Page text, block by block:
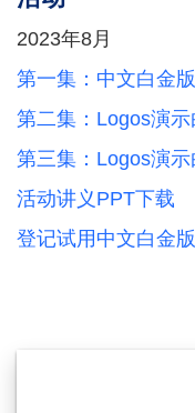
2023年8月
第一集：中文白金
第二集：Logos演
第三集：Logos演
活动讲义PPT下载
登记试用中文白金版